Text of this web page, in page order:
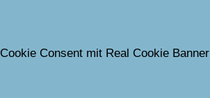
Cookie Consent mit Real Cookie Banner